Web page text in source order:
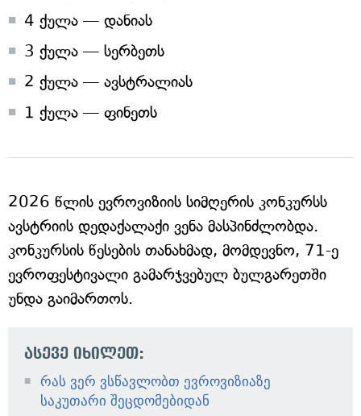
4 ქულა — დანიას
3 ქულა — სერბეთს
2 ქულა — ავსტრალიას
1 ქულა — ფინეთს
2026 წლის ევროვიზიის სიმღერის კონკურსს
ავსტრიის დედაქალაქი ვენა მასპინძლობდა.
კონკურსის წესების თანახმად, მომდევნო, 71-ე
ევროფესტივალი გამარჯვებულ ბულგარეთში
უნდა გაიმართოს.
ასევე იხილეთ:
რას ვერ ვსწავლობთ ევროვიზიაზე
საკუთარი შეცდომებიდან